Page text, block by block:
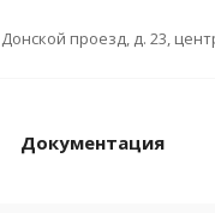
проезд, д. 23,
Документация